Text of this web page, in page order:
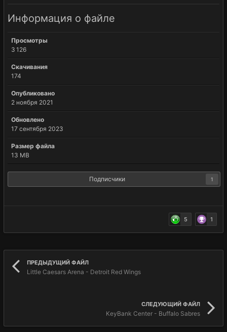
Информация о файле
Просмотры
3 126
Скачивания
174
Опубликовано
2 ноября 2021
Обновлено
17 сентября 2023
Размер файла
13 MB
Подписчики 1
5 1
ПРЕДЫДУЩИЙ ФАЙЛ
Little Caesars Arena - Detroit Red Wings
СЛЕДУЮЩИЙ ФАЙЛ
KeyBank Center - Buffalo Sabres